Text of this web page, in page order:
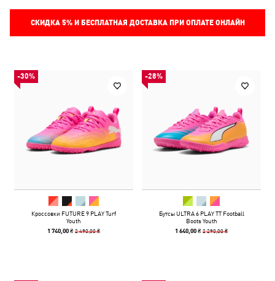
СКИДКА 5%И БЕСПЛАТНАЯ ДОСТАВКА ПРИ ОПЛАТЕ ОНЛАЙН
-30%
Кроссовки FUTURE 9 PLAY Turf
Youth
1 740,00 ₴2 490,00 ₴
-28%
Бутсы ULTRA 6 PLAY TT Football
Boots Youth
1 640,00 ₴2 290,00 ₴